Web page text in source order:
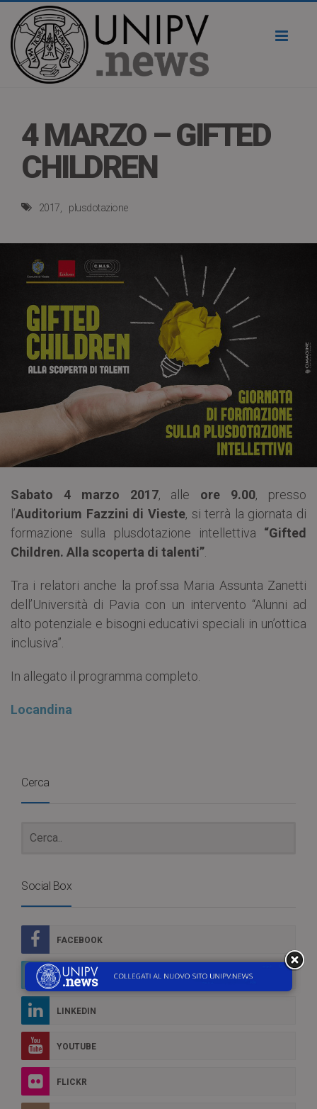
4 MARZO – GIFTED
CHILDREN
2017 plusdotazione
Sabato 4 marzo 2017, alle ore 9.00, presso
l’Auditorium Fazzini di Vieste, si terrà la giornata di
formazione sulla plusdotazione intellettiva “Gifted
Children. Alla scoperta di talenti”.
Tra i relatori anche la prof.ssa Maria Assunta Zanetti
dell’Università di Pavia con un intervento “Alunni ad
alto potenziale e bisogni educativi speciali in un’ottica
inclusiva”.
In allegato il programma completo.
Locandina
Cerca
Social Box
FACEBOOK
TWITTER
LINKEDIN
YOUTUBE
FLICKR